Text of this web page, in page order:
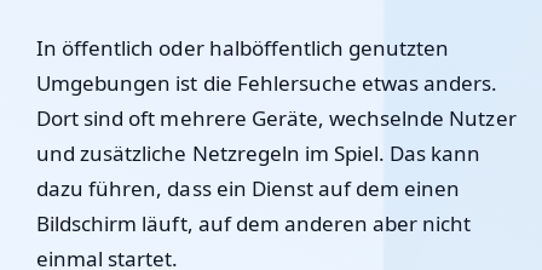
In öffentlich oder halböffentlich genutzten
Umgebungen ist die Fehlersuche etwas anders.
Dort sind oft mehrere Geräte, wechselnde Nutzer
und zusätzliche Netzregeln im Spiel. Das kann
dazu führen, dass ein Dienst auf dem einen
Bildschirm läuft, auf dem anderen aber nicht
einmal startet.